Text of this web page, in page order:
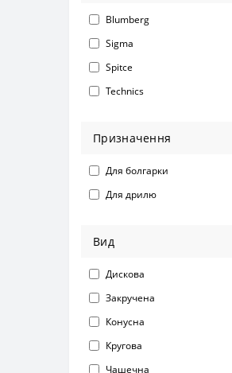
Blumberg
Sigma
Spitce
Technics
Призначення
Для болгарки
Для дрилю
Вид
Дискова
Закручена
Конусна
Кругова
Чашечна